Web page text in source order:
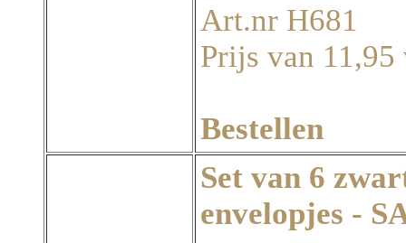
Art.nr H681
Prijs van 11,95
Bestellen
Set van 6
envelopjes -